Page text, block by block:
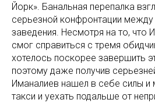
Йорк». Банальная перепалка
серьезной конфронтации
заведения. Несмотря на то, что
смог справиться с тремя
хотелось поскорее завершить
поэтому даже получив
Иманалиев нашел в себе силы и
такси и уехать подальше от